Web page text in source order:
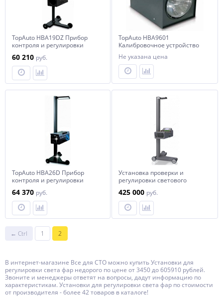
TopAuto HBA19DZ Прибор
контроля и регулировки
60 210 руб.
TopAuto HBA9601
Калибровочное устройство
для приборов для
регулировки света фар
Не указана цена
TopAuto HBA26D Прибор
контроля и регулировки
64 370 руб.
Установка проверки и
регулировки светового
425 000 руб.
← Ctrl 1 2
В интернет-магазине Все для СТО можно купить Установки для
регулировки света фар недорого по цене от 3450 до 605910 рублей.
Звоните и менеджеры ответят на вопросы, дадут информацию по
характеристикам. Установки для регулировки света фар по стоимости
от производителя - более 42 товаров в каталоге!